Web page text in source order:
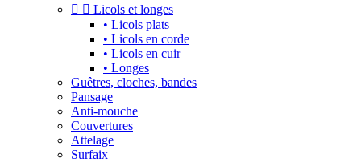
  Licols et longes
• Licols plats
• Licols en corde
• Licols en cuir
• Longes
Guêtres, cloches, bandes
Pansage
Anti-mouche
Couvertures
Attelage
Surfaix